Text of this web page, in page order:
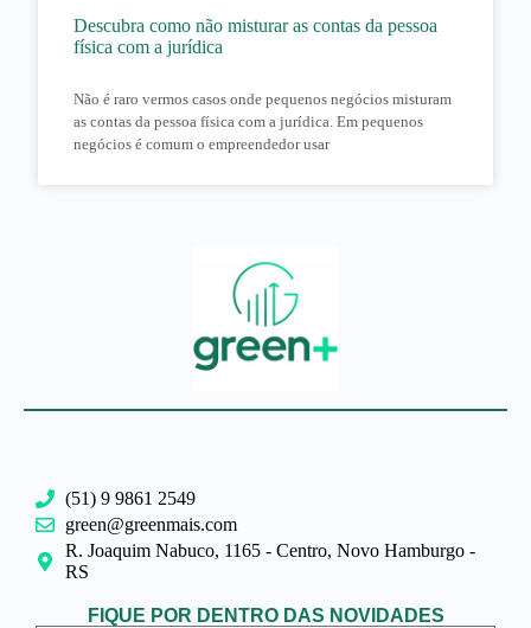
Descubra como não misturar as contas da pessoa
física com a jurídica
Não é raro vermos casos onde pequenos negócios misturam
as contas da pessoa física com a jurídica. Em pequenos
negócios é comum o empreendedor usar
(51) 9 9861 2549
green@greenmais.com
R. Joaquim Nabuco, 1165 - Centro, Novo Hamburgo -
RS
FIQUE POR DENTRO DAS NOVIDADES